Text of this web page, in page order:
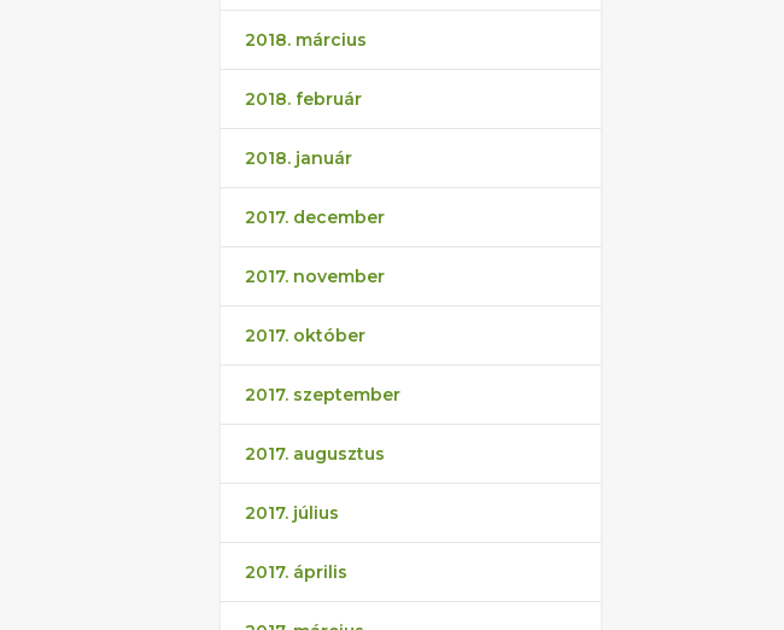
2018. március
2018. február
2018. január
2017. december
2017. november
2017. október
2017. szeptember
2017. augusztus
2017. július
2017. április